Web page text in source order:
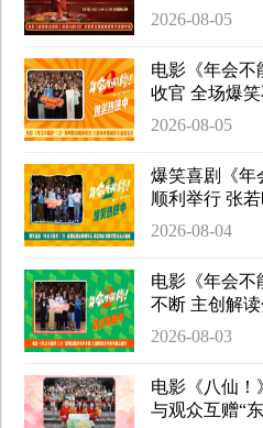
2026-08-05
电影《年会不
收官 全场爆
2026-08-05
爆笑喜剧《年
顺利举行 张
2026-08-04
电影《年会不
不断 主创解
2026-08-03
电影《八仙！
与观众互赠“